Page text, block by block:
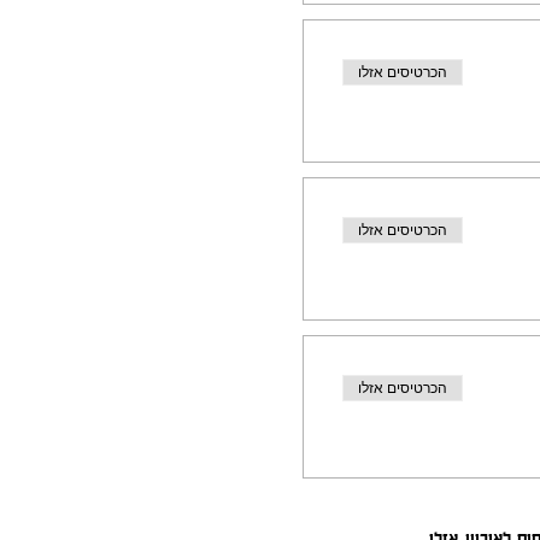
הכרטיסים אזלו
הכרטיסים אזלו
הכרטיסים אזלו